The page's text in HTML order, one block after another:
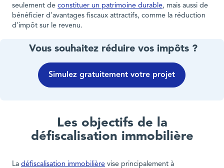
seulement de constituer un patrimoine durable, mais aussi de
bénéficier d'avantages fiscaux attractifs, comme la réduction
d'impôt sur le revenu.
Vous souhaitez réduire vos impôts ?
Simulez gratuitement votre projet
Les objectifs de la
défiscalisation immobilière
La défiscalisation immobilière vise principalement à